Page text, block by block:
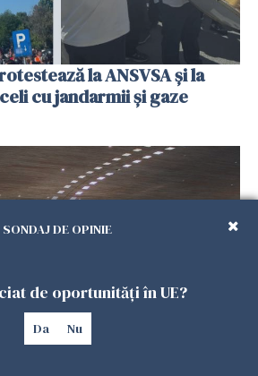
la ANSVSA și la
cu jandarmii și gaze
SONDAJ DE OPINIE
de oportunități în UE?
Da Nu